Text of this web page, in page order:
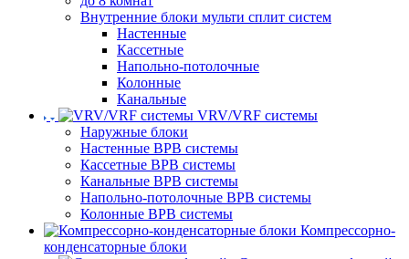
Внутренние блоки мульти сплит систем
Настенные
Кассетные
Напольно-потолочные
Колонные
Канальные
VRV/VRF системы
Наружные блоки
Настенные ВРВ системы
Кассетные ВРВ системы
Канальные ВРВ системы
Напольно-потолочные ВРВ системы
Колонные ВРВ системы
Компрессорно-
конденсаторные блоки